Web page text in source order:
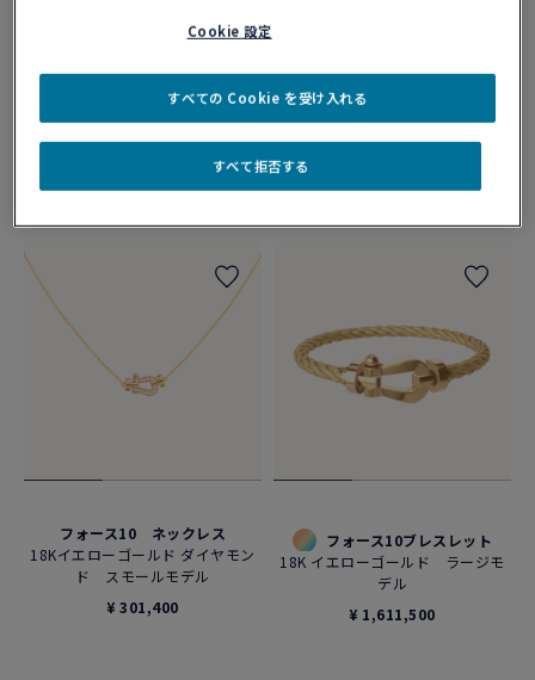
定番アイテム
プリティウーマン イヤリング
18Kピンクゴールド ダイヤモンド
フォース10 リング
18Kイエローゴールド ダイヤモン
ド スモールモデル
フォース10 ネックレス
18Kイエローゴールド ダイヤモン
ド スモールモデル
¥ 301,400
フォース10ブレスレット
18K イエローゴールド ラージモ
デル
¥ 1,611,500
Cookie 設定
すべて拒否する
すべての Cookie を受け入れる